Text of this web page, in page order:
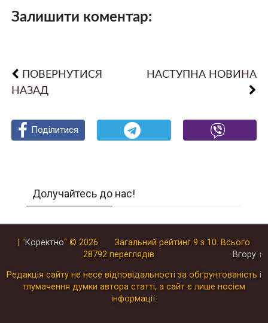
Залишити коментар:
ПОВЕРНУТИСЯ
НАЗАД
НАСТУПНА НОВИНА
Поділитися
Поділитися
Поділитися
Долучайтесь до нас!
| "Коректно" © 2026 Загальний рейтинг 9 з 10. Всього
28792 переглядів Вгору ↑
Редакція сайту не несе відповідальності за обґрунтованість і
тлумачення думки автора статті, а сайт є лише носієм
інформації.